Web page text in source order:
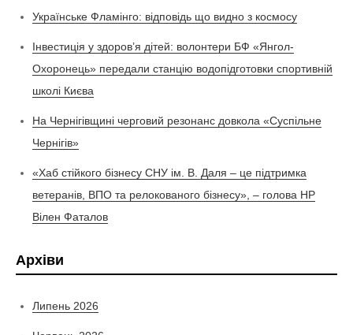
Українське Фламінго: відповідь що видно з космосу
Інвестиція у здоров’я дітей: волонтери БФ «Янгол-
Охоронець» передали станцію водопідготовки спортивній
школі Києва
На Чернігівщині черговий резонанс довкола «Суспільне
Чернігів»
«Хаб стійкого бізнесу СНУ ім. В. Даля – це підтримка
ветеранів, ВПО та релокованого бізнесу», – голова НР
Вілен Фаталов
Архіви
Липень 2026